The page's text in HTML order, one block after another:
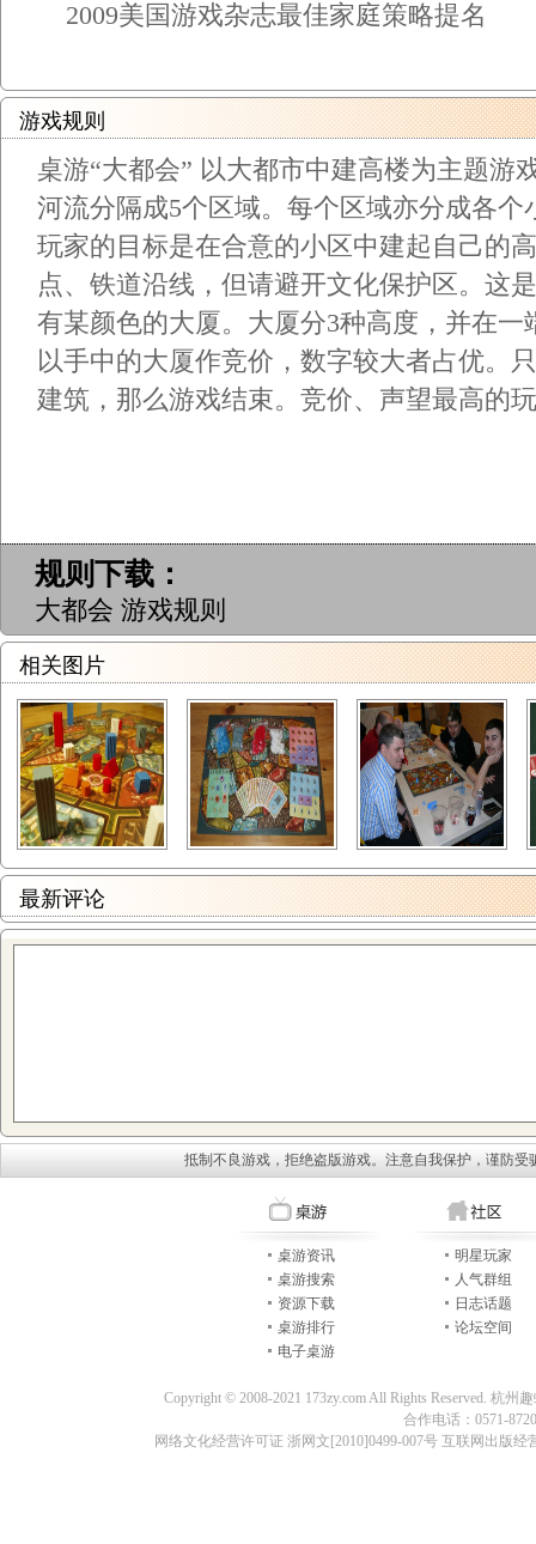
2009美国游戏杂志最佳家庭策略提名
游戏规则
桌游“大都会” 以大都市中建高楼为主题游
河流分隔成5个区域。每个区域亦分成各
玩家的目标是在合意的小区中建起自己的
点、铁道沿线，但请避开文化保护区。这
有某颜色的大厦。大厦分3种高度，并在一
以手中的大厦作竞价，数字较大者占优。
建筑，那么游戏结束。竞价、声望最高的
规则下载：
大都会 游戏规则
相关图片
最新评论
抵制不良游戏，拒绝盗版游戏。注意自我保护，谨防
桌游资讯
桌游搜索
资源下载
桌游排行
电子桌游
明星玩家
人气群组
日志话题
论坛空间
Copyright © 2008-2021 173zy.com All Rights Reserved. 杭
合作电话：0571-
网络文化经营许可证 浙网文[2010]0499-007号 互联网出版